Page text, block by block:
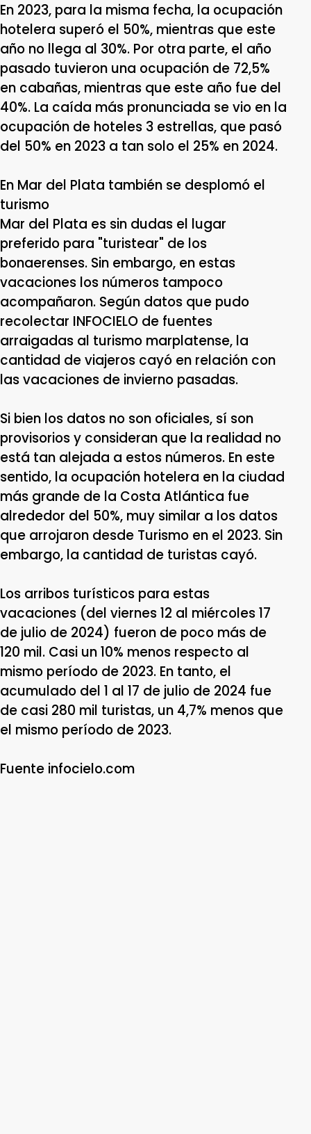
En 2023, para la misma fecha, la ocupación
hotelera superó el 50%, mientras que este
año no llega al 30%. Por otra parte, el año
pasado tuvieron una ocupación de 72,5%
en cabañas, mientras que este año fue del
40%. La caída más pronunciada se vio en la
ocupación de hoteles 3 estrellas, que pasó
del 50% en 2023 a tan solo el 25% en 2024.
En Mar del Plata también se desplomó el
turismo
Mar del Plata es sin dudas el lugar
preferido para "turistear" de los
bonaerenses. Sin embargo, en estas
vacaciones los números tampoco
acompañaron. Según datos que pudo
recolectar INFOCIELO de fuentes
arraigadas al turismo marplatense, la
cantidad de viajeros cayó en relación con
las vacaciones de invierno pasadas.
Si bien los datos no son oficiales, sí son
provisorios y consideran que la realidad no
está tan alejada a estos números. En este
sentido, la ocupación hotelera en la ciudad
más grande de la Costa Atlántica fue
alrededor del 50%, muy similar a los datos
que arrojaron desde Turismo en el 2023. Sin
embargo, la cantidad de turistas cayó.
Los arribos turísticos para estas
vacaciones (del viernes 12 al miércoles 17
de julio de 2024) fueron de poco más de
120 mil. Casi un 10% menos respecto al
mismo período de 2023. En tanto, el
acumulado del 1 al 17 de julio de 2024 fue
de casi 280 mil turistas, un 4,7% menos que
el mismo período de 2023.
Fuente infocielo.com